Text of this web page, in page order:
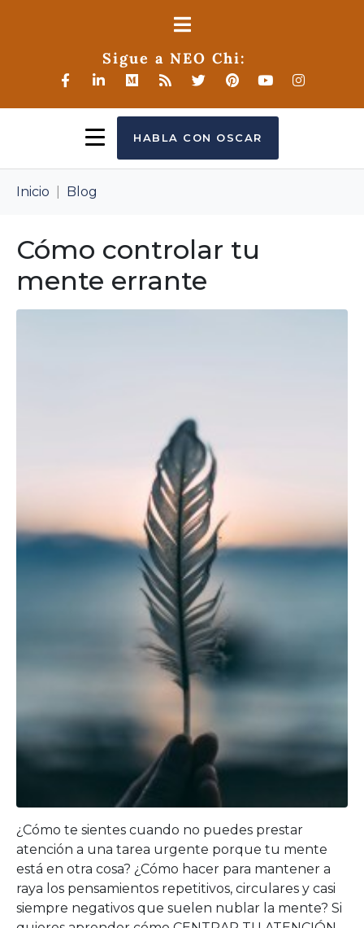
Sigue a NEO Chi:
HABLA CON OSCAR
Inicio Blog
Cómo controlar tu
mente errante
¿Cómo te sientes cuando no puedes prestar
atención a una tarea urgente porque tu mente
está en otra cosa? ¿Cómo hacer para mantener a
raya los pensamientos repetitivos, circulares y casi
siempre negativos que suelen nublar la mente? Si